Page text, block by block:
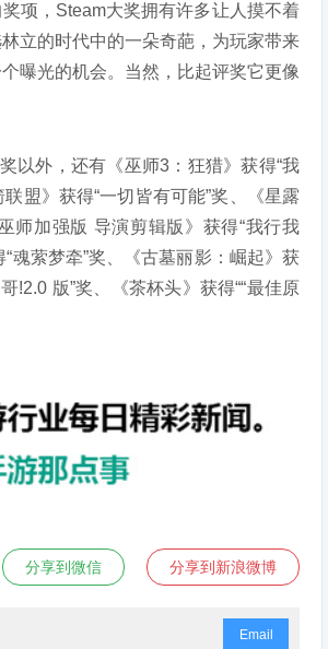
项，Steam大奖拥有许多让人摸不着
立的时代中的一朵奇葩，为玩家带来
曝光的机会。当然，比起评奖它更像
以外，还有《巫师3：狂猎》获得“我
盟》获得“一切皆有可能”奖、《星露
师加强版 导演剪辑版》获得“我行我
魂萦梦牵”奖、《古墓丽影：崛起》获
!2.0 版”奖、《茶杯头》获得““最佳原
分享到新浪微博
分享到微信
Email